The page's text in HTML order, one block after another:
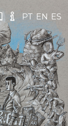
PT EN ES